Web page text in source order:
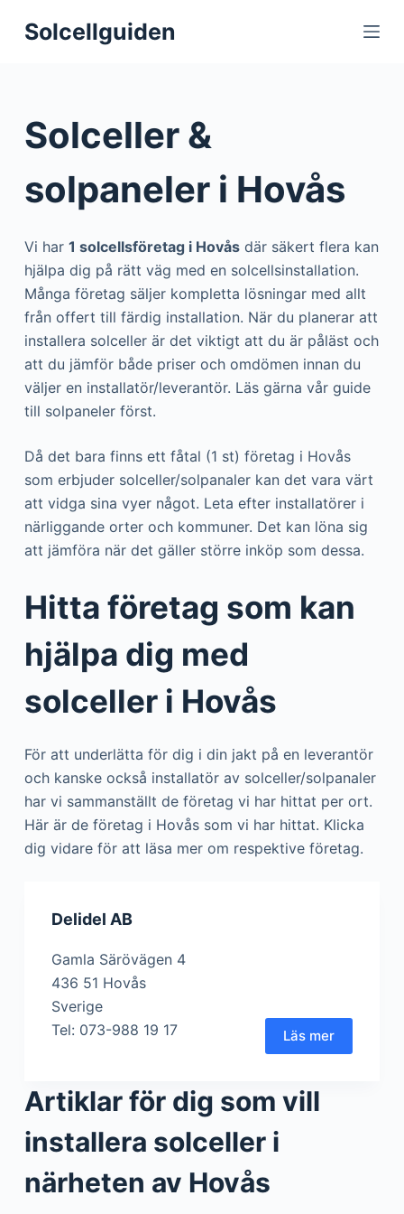
S
o
o
n
Solcellguiden
Solceller &
solpaneler i Hovås
Vi har 1 solcellsföretag i Hovåsdär säkert flera kan
hjälpa dig på rätt väg med en solcellsinstallation.
Många företag säljer kompletta lösningar med allt
från offert till färdig installation. När du planerar att
installera solceller är det viktigt att du är påläst och
att du jämför både priser och omdömen innan du
väljer en installatör/leverantör. Läs gärna vår guide
till solpaneler först.
Då det bara finns ett fåtal (1 st) företag i Hovås
som erbjuder solceller/solpanaler kan det vara värt
att vidga sina vyer något. Leta efter installatörer i
närliggande orter och kommuner. Det kan löna sig
att jämföra när det gäller större inköp som dessa.
Hitta företag som kan
hjälpa dig med
solceller i Hovås
För att underlätta för dig i din jakt på en leverantör
och kanske också installatör av solceller/solpanaler
har vi sammanställt de företag vi har hittat per ort.
Här är de företag i Hovås som vi har hittat. Klicka
dig vidare för att läsa mer om respektive företag.
Delidel AB
Gamla Särövägen 4
436 51 Hovås
Sverige
Tel: 073-988 19 17
Läs mer
Artiklar för dig som vill
installera solceller i
närheten av Hovås